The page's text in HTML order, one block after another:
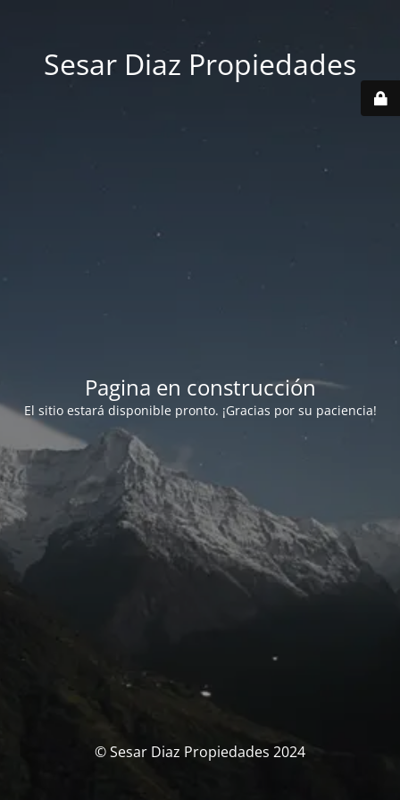
Sesar Diaz Propiedades
Pagina en construcción
El sitio estará disponible pronto. ¡Gracias por su paciencia!
© Sesar Diaz Propiedades 2024